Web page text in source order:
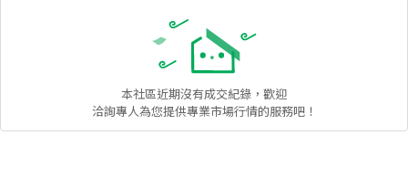
本社區近期沒有成交紀錄，歡迎
洽詢專人為您提供專業市場行情的服務吧！